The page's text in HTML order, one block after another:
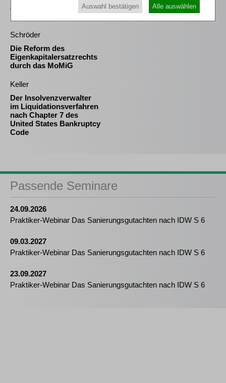
arbeitsrechtlicher
Schröder
Die Reform des
Eigenkapitalersatzrechts
durch das MoMiG
Keller
Der Insolvenzverwalter
im Liquidationsverfahren
nach Chapter 7 des
United States Bankruptcy
Code
Passende Seminare
24.09.2026
Praktiker-Webinar Das Sanierungsgutachten nach IDW S 6
09.03.2027
Praktiker-Webinar Das Sanierungsgutachten nach IDW S 6
23.09.2027
Praktiker-Webinar Das Sanierungsgutachten nach IDW S 6
Auswahl bestätigen Alle auswählen